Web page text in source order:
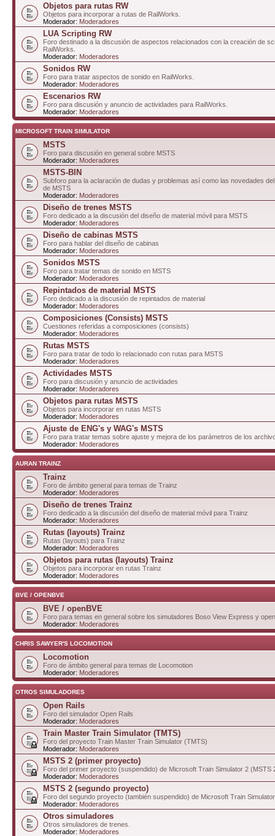
Objetos para rutas RW
Objetos para incorporar a rutas de RailWorks.
Moderador: Moderadores
LUA Scripting RW
Foro destinado a la discusión de aspectos relacionados con la creación de
RailWorks.
Moderador: Moderadores
Sonidos RW
Foro para tratar aspectos de sonido en RailWorks.
Moderador: Moderadores
Escenarios RW
Foro para discusión y anuncio de actividades para RailWorks.
Moderador: Moderadores
MICROSOFT TRAIN SIMULATOR
MSTS
Foro para discusión en general sobre MSTS
Moderador: Moderadores
MSTS-BIN
Subforo para la aclaración de dudas y problemas así como las novedades
de MSTS
Moderador: Moderadores
Diseño de trenes MSTS
Foro dedicado a la discusión del diseño de material móvil para MSTS
Moderador: Moderadores
Diseño de cabinas MSTS
Foro para hablar del diseño de cabinas
Moderador: Moderadores
Sonidos MSTS
Foro para tratar temas de sonido en MSTS
Moderador: Moderadores
Repintados de material MSTS
Foro dedicado a la discusión de repintados de material
Moderador: Moderadores
Composiciones (Consists) MSTS
Cuestiones referidas a composiciones (consists)
Moderador: Moderadores
Rutas MSTS
Foro para tratar de todo lo relacionado con rutas para MSTS
Moderador: Moderadores
Actividades MSTS
Foro para discusión y anuncio de actividades
Moderador: Moderadores
Objetos para rutas MSTS
Objetos para incorporar en rutas MSTS
Moderador: Moderadores
Ajuste de ENG's y WAG's MSTS
Foro para tratar temas sobre ajuste y mejora de los parámetros de los
Moderador: Moderadores
AURAN TRAINZ
Trainz
Foro de ámbito general para temas de Trainz
Moderador: Moderadores
Diseño de trenes Trainz
Foro dedicado a la discusión del diseño de material móvil para Trainz
Moderador: Moderadores
Rutas (layouts) Trainz
Rutas (layouts) para Trainz
Moderador: Moderadores
Objetos para rutas (layouts) Trainz
Objetos para incorporar en rutas Trainz
Moderador: Moderadores
BVE / OPENBVE
BVE / openBVE
Foro para temas en general sobre los simuladores Boso View Express y
Moderador: Moderadores
CHRIS SAWYER'S LOCOMOTION
Locomotion
Foro de ámbito general para temas de Locomotion
Moderador: Moderadores
OTROS SIMULADORES
Open Rails
Foro del simulador Open Rails
Moderador: Moderadores
Train Master Train Simulator (TMTS)
Foro del proyecto Train Master Train Simulator (TMTS)
Moderador: Moderadores
MSTS 2 (primer proyecto)
Foro del primer proyecto (suspendido) de Microsoft Train Simulator 2 (MSTS
Moderador: Moderadores
MSTS 2 (segundo proyecto)
Foro del segundo proyecto (también suspendido) de Microsoft Train
Moderador: Moderadores
Otros simuladores
Otros simuladores de trenes.
Moderador: Moderadores